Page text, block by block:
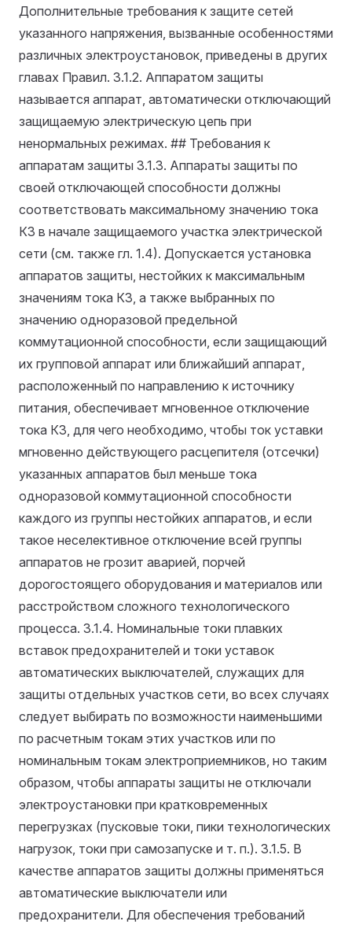
Дополнительные требования к защите сетей
указанного напряжения, вызванные особенностями
различных электроустановок, приведены в других
главах Правил. 3.1.2. Аппаратом защиты
называется аппарат, автоматически отключающий
защищаемую электрическую цепь при
ненормальных режимах. ## Требования к
аппаратам защиты 3.1.3. Аппараты защиты по
своей отключающей способности должны
соответствовать максимальному значению тока
КЗ в начале защищаемого участка электрической
сети (см. также гл. 1.4). Допускается установка
аппаратов защиты, нестойких к максимальным
значениям тока КЗ, а также выбранных по
значению одноразовой предельной
коммутационной способности, если защищающий
их групповой аппарат или ближайший аппарат,
расположенный по направлению к источнику
питания, обеспечивает мгновенное отключение
тока КЗ, для чего необходимо, чтобы ток уставки
мгновенно действующего расцепителя (отсечки)
указанных аппаратов был меньше тока
одноразовой коммутационной способности
каждого из группы нестойких аппаратов, и если
такое неселективное отключение всей группы
аппаратов не грозит аварией, порчей
дорогостоящего оборудования и материалов или
расстройством сложного технологического
процесса. 3.1.4. Номинальные токи плавких
вставок предохранителей и токи уставок
автоматических выключателей, служащих для
защиты отдельных участков сети, во всех случаях
следует выбирать по возможности наименьшими
по расчетным токам этих участков или по
номинальным токам электроприемников, но таким
образом, чтобы аппараты защиты не отключали
электроустановки при кратковременных
перегрузках (пусковые токи, пики технологических
нагрузок, токи при самозапуске и т. п.). 3.1.5. В
качестве аппаратов защиты должны применяться
автоматические выключатели или
предохранители. Для обеспечения требований